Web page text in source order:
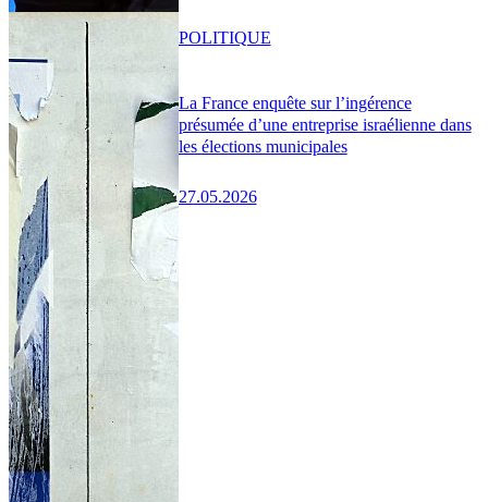
La France enquête sur l’ingérence
présumée d’une entreprise israélienne dans
les élections municipales
27.05.2026
POLITIQUE